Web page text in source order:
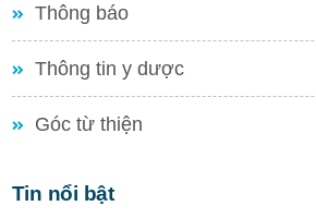
Thông báo
Thông tin y dược
Góc từ thiện
Tin nổi bật